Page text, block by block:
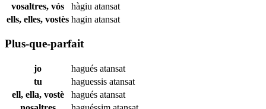
vosaltres, vós
hàgiu atansat
ells, elles, vostès hagin atansat
Plus-que-parfait
jo hagués atansat
tu
haguessis atansat
ell, ella, vostè
hagués atansat